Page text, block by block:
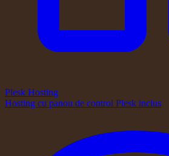
Plesk Hosting
Hosting cu panou de control Plesk inclus